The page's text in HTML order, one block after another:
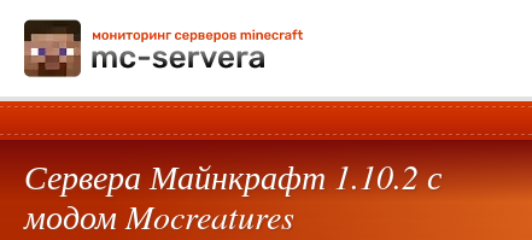
Сервера Майнкрафт 1.10.2 с
модом Mocreatures